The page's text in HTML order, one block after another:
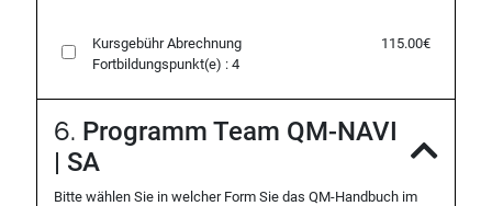
Kursgebühr Abrechnung
Fortbildungspunkt(e) : 4
115.00€
6. Programm Team QM-NAVI
| SA
Bitte wählen Sie in welcher Form Sie das QM-Handbuch im